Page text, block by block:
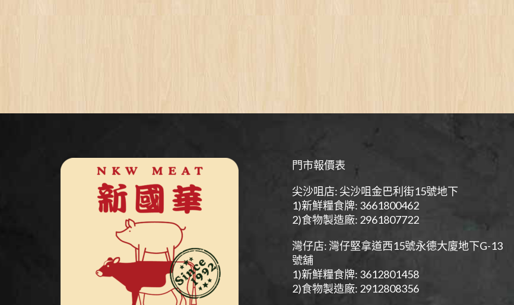
門市報價表
尖沙咀店: 尖沙咀金巴利街15號地下
1)新鮮糧食牌: 3661800462
2)食物製造廠: 2961807722
灣仔店: 灣仔堅拿道西15號永德大廈地下G-13
號舖
1)新鮮糧食牌: 3612801458
2)食物製造廠: 2912808356